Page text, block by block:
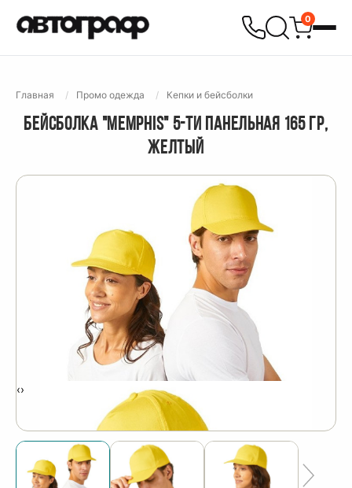
0
Главная Промо одежда Кепки и бейсболки
БЕЙСБОЛКА "MEMPHIS" 5-ТИ ПАНЕЛЬНАЯ 165 ГР,
ЖЕЛТЫЙ
‹›